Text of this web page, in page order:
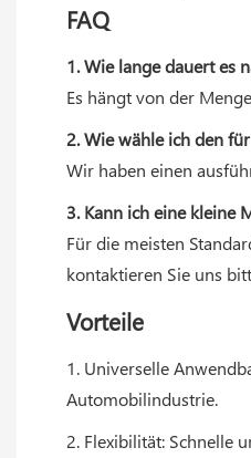
FAQ
1. Wie lange dauert es
Es hängt von der
2. Wie wähle ich den
Wir haben einen
3. Kann ich eine kleine
Für die meisten
kontaktieren Sie uns
Vorteile
1. Universelle
Automobilindustrie.
2. Flexibilität: Schnelle